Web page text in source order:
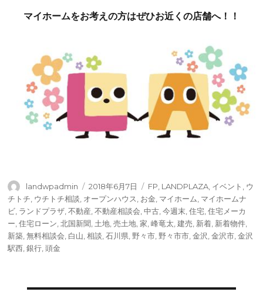
マイホームをお考えの方はぜひお近くの店舗へ！！
投
稿
者
landwpadmin
投
稿
日:
2018年6月7日
タ
グ
FP LANDPLAZA イベント
ウ
チトチ ウチトチ相談 オープンハウス お金 マイホーム マイホームナ
ビ ランドプラザ ,不動産 ,不動産相談会 ,中古 ,今週末 ,住宅 ,住宅メーカ
ー ,住宅ローン ,北国新聞 土地 ,売土地 ,家 ,峰竜太 ,建売 新着 新着物件
新築 ,無料相談会 白山 ,相談 ,石川県 野々市 野々市市 ,金沢 ,金沢市 ,金沢
駅西 ,銀行 ,頭金